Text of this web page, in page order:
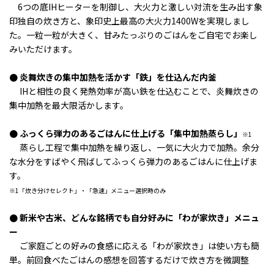
6つの底IHヒーターを制御し、 大火力と激しい対流を生み出す象
印独自の炊き方と、象印史上最高の大火力1400Wを実現しまし
た。 一粒一粒が大きく、甘みたっぷりのごはんをご自宅でお楽し
みいただけます。
● 炎舞炊きの集中加熱を活かす「鉄」を仕込んだ内釜
IHと相性の良く発熱効率が高い鉄を仕込むことで、炎舞炊きの
集中加熱を最大限活かします。
● ふっくら弾力のあるごはんに仕上げる「集中加熱蒸らし」 ※1
蒸らし工程で集中加熱を繰り返し、一気に大火力で加熱。 余分
な水分をすばやく飛ばしてふっくら弾力のあるごはんに仕上げま
す。
※1「炊き分けセレクト」・「急速」メニュー選択時のみ
● 新米や古米、どんな銘柄でも自分好みに「わが家炊き」メニュ
ー
ご家庭ごとの好みの食感に応える「わが家炊き」は使い方も簡
単。 前回食べたごはんの感想を回答するだけで炊き方を微調整